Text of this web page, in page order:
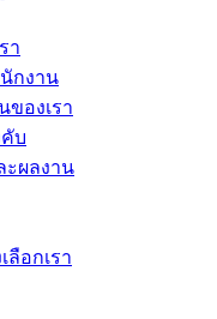
า
กงาน
ของเรา
บ
ะผลงาน
ลือกเรา